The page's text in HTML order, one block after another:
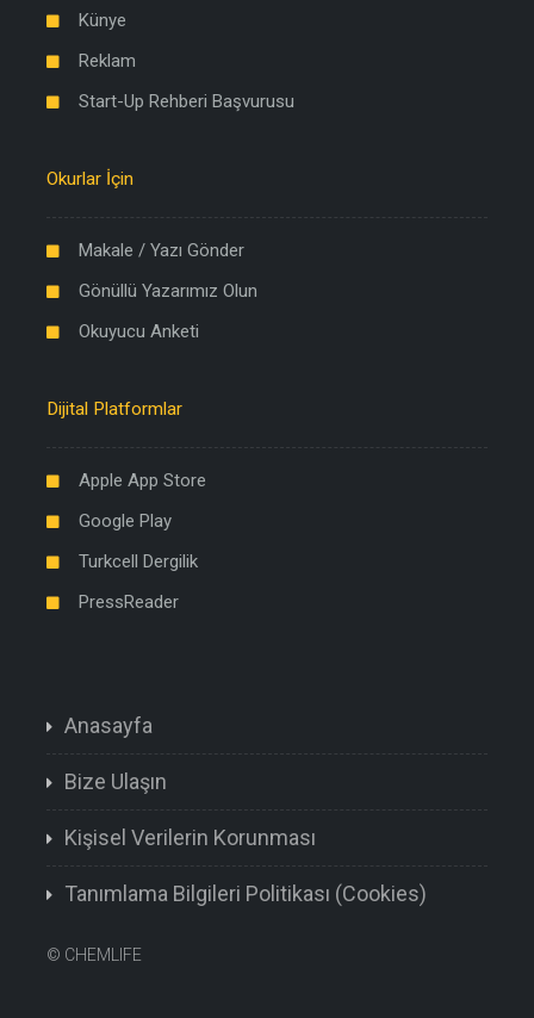
Künye
Reklam
Start-Up Rehberi Başvurusu
Okurlar İçin
Makale / Yazı Gönder
Gönüllü Yazarımız Olun
Okuyucu Anketi
Dijital Platformlar
Apple App Store
Google Play
Turkcell Dergilik
PressReader
Anasayfa
Bize Ulaşın
Kişisel Verilerin Korunması
Tanımlama Bilgileri Politikası (Cookies)
© CHEMLIFE